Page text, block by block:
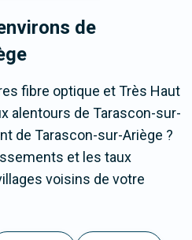
de
fibre optique et Très Haut
alentours de Tarascon-sur-
de Tarascon-sur-Ariège ?
et les taux
voisins de votre